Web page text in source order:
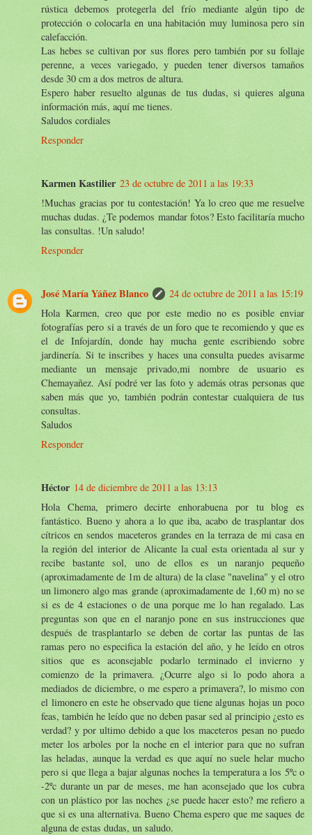
rústica debemos protegerla del frío mediante algún tipo de
protección o colocarla en una habitación muy luminosa pero sin
calefacción.
Las hebes se cultivan por sus flores pero también por su follaje
perenne, a veces variegado, y pueden tener diversos tamaños
desde 30 cm a dos metros de altura.
Espero haber resuelto algunas de tus dudas, si quieres alguna
información más, aquí me tienes.
Saludos cordiales
Responder
Karmen Kastilier 23 de octubre de 2011 a las 19:33
!Muchas gracias por tu contestación! Ya lo creo que me resuelve
muchas dudas. ¿Te podemos mandar fotos? Esto facilitaría mucho
las consultas. !Un saludo!
Responder
José María Yáñez Blanco
24 de octubre de 2011 a las 15:19
Hola Karmen, creo que por este medio no es posible enviar
fotografías pero si a través de un foro que te recomiendo y que es
el de Infojardín, donde hay mucha gente escribiendo sobre
jardinería. Si te inscribes y haces una consulta puedes avisarme
mediante un mensaje privado,mi nombre de usuario es
Chemayañez. Así podré ver las foto y además otras personas que
saben más que yo, también podrán contestar cualquiera de tus
consultas.
Saludos
Responder
Héctor 14 de diciembre de 2011 a las 13:13
Hola Chema, primero decirte enhorabuena por tu blog es
fantástico. Bueno y ahora a lo que iba, acabo de trasplantar dos
cítricos en sendos maceteros grandes en la terraza de mi casa en
la región del interior de Alicante la cual esta orientada al sur y
recibe bastante sol, uno de ellos es un naranjo pequeño
(aproximadamente de 1m de altura) de la clase "navelina" y el otro
un limonero algo mas grande (aproximadamente de 1,60 m) no se
si es de 4 estaciones o de una porque me lo han regalado. Las
preguntas son que en el naranjo pone en sus instrucciones que
después de trasplantarlo se deben de cortar las puntas de las
ramas pero no especifica la estación del año, y he leído en otros
sitios que es aconsejable podarlo terminado el invierno y
comienzo de la primavera. ¿Ocurre algo si lo podo ahora a
mediados de diciembre, o me espero a primavera?, lo mismo con
el limonero en este he observado que tiene algunas hojas un poco
feas, también he leído que no deben pasar sed al principio ¿esto es
verdad? y por ultimo debido a que los maceteros pesan no puedo
meter los arboles por la noche en el interior para que no sufran
las heladas, aunque la verdad es que aquí no suele helar mucho
pero si que llega a bajar algunas noches la temperatura a los 5ºc o
-2ºc durante un par de meses, me han aconsejado que los cubra
con un plástico por las noches ¿se puede hacer esto? me refiero a
que si es una alternativa. Bueno Chema espero que me saques de
alguna de estas dudas, un saludo.